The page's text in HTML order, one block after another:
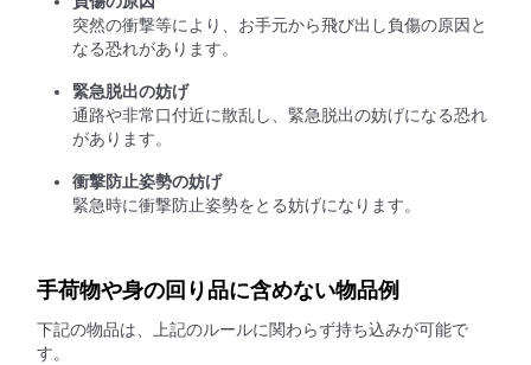
突然の衝撃等により、お手元から飛び出し負傷の原因と
なる恐れがあります。
緊急脱出の妨げ
通路や非常口付近に散乱し、緊急脱出の妨げになる恐れ
があります。
衝撃防止姿勢の妨げ
緊急時に衝撃防止姿勢をとる妨げになります。
手荷物や身の回り品に含めない物品例
下記の物品は、上記のルールに関わらず持ち込みが可能で
す。